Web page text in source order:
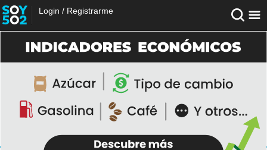
Login / Registrarme